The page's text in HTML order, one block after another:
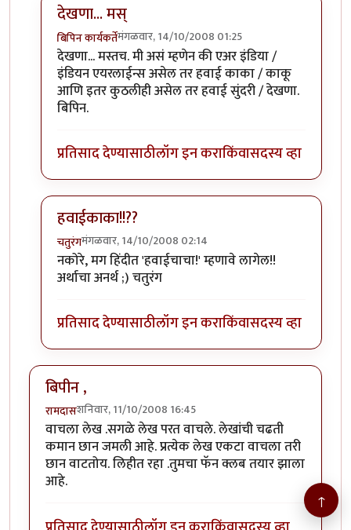
देखणा... मस्
बिपिन कार्यकर्तेमंगळवार, 14/10/2008 01:25
In reply toसुंदर भाग!byऋषिकेश
देखणा... मस्तच. मी असं म्हणेन की एअर इंडिया /
इंडियन एयरलाईन्स असेल तर हवाई काका / काकू
आणि इतर कुठलीही असेल तर हवाई सुंदरी / देखणा.
बिपिन.
प्रतिसाद देण्यासाठीलॉग इन कराकिंवासदस्य व्हा
हवाईकाका!!??
चतुरंगमंगळवार, 14/10/2008 02:14
In reply toसुंदर भाग!byऋषिकेश
नकोरे, मग हिंदीत 'हवाईचाचा!' म्हणावे लागेल!!
अर्थाचा अनर्थ ;) चतुरंग
प्रतिसाद देण्यासाठीलॉग इन कराकिंवासदस्य व्हा
बिपीन ,
रामदासशनिवार, 11/10/2008 16:45
वाचला लेख .सगळे लेख परत वाचले. लेखांची चढती
कमान छान जमली आहे. प्रत्येक लेख एकटा वाचला तरी
छान वाटतोय. लिहीत रहा .तुमचा फॅन क्लब तयार झाला
आहे.
↑